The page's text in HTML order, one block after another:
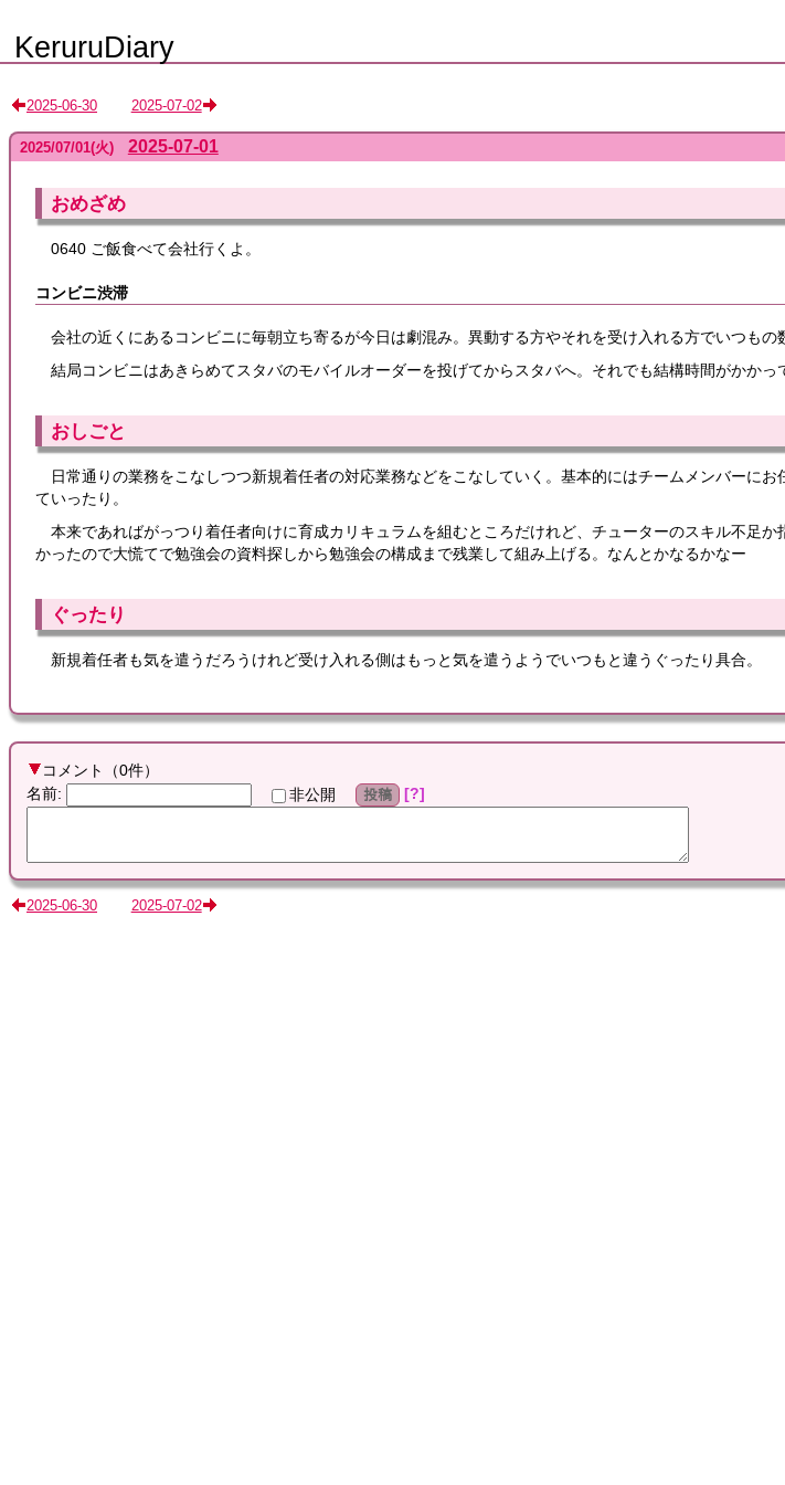
KeruruDiary
2025-06-30 2025-07-02
2025/07/01(火) 2025-07-01
おめざめ
0640 ご飯食べて会社行くよ。
コンビニ渋滞
会社の近くにあるコンビニに毎朝立ち寄るが今日は劇混み。異動する方やそれを受け入れる方でいつもの
結局コンビニはあきらめてスタバのモバイルオーダーを投げてからスタバへ。それでも結構時間がかかっ
おしごと
日常通りの業務をこなしつつ新規着任者の対応業務などをこなしていく。基本的にはチームメンバーに
ていったり。
本来であればがっつり着任者向けに育成カリキュラムを組むところだけれど、チューターのスキル不足
かったので大慌てで勉強会の資料探しから勉強会の構成まで残業して組み上げる。なんとかなるかなー
ぐったり
新規着任者も気を遣うだろうけれど受け入れる側はもっと気を遣うようでいつもと違うぐったり具合。
コメント （0件）
名前: 非公開 投稿 ?
2025-06-30 2025-07-02